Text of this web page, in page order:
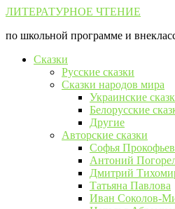
Перейти
контенту
ЛИТЕРАТУРНОЕ ЧТЕНИЕ
по школьной программе и
Сказки
Русские сказки
Сказки народов мира
Украинские
Белорусские
Другие
Авторские сказки
Софья
Антоний
Дмитрий
Татьяна Павлова
Иван Соколов-